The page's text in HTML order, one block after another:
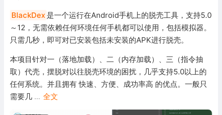
安全防御
系统下载
系统工具
BlackDex 是一个运行在Android手机上的脱壳工具，支持5.0
～12，无需依赖任何环境任何手机都可以使用，包括模拟器。
只需几秒，即可对已安装包括未安装的APK进行脱壳。
本项目针对一（落地加载）、二（内存加载）、三（指令抽
取）代壳，摆脱对以往脱壳环境的困扰，几乎支持5.0以上的
任何系统。并且拥有 快速、方便、成功率高 的优点。一般只
需要几 ... 全文